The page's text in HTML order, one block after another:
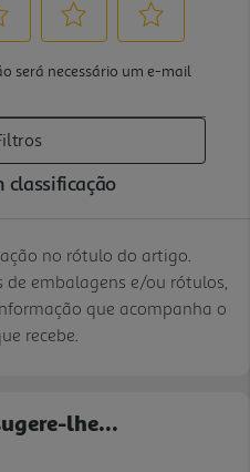
no rótulo do artigo.
embalagens e/ou rótulos,
que acompanha o
recebe.
lhe...